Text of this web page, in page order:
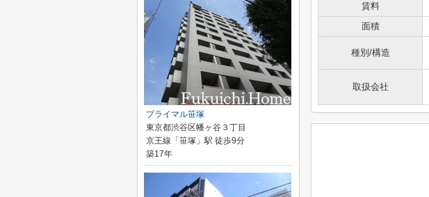
賃料
面積
種別/構造
取扱会社
プライマル笹塚
東京都渋谷区幡ヶ谷３丁目
京王線「笹塚」駅 徒歩9分
築17年